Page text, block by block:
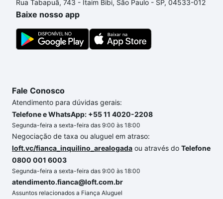
um apartamento
e conte com a gente para comprar
o imóvel dos seus sonhos com segurança e
conforto. Loft, com você até as chaves.
Rua Tabapuã, 743 - Itaim Bibi, São Paulo - SP, 04533-012
Baixe nosso app
Fale Conosco
Atendimento para dúvidas gerais:
Telefone e WhatsApp: +55 11 4020-2208
Segunda-feira a sexta-feira das 9:00 às 18:00
Negociação de taxa ou aluguel em atraso:
loft.vc/fianca_inquilino_arealogada ou através do Telefone
0800 001 6003
Segunda-feira a sexta-feira das 9:00 às 18:00
atendimento.fianca@loft.com.br
Assuntos relacionados a Fiança Aluguel